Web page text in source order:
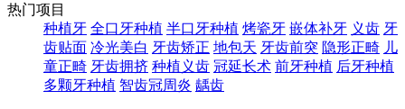
热门项目
种植牙 全口牙种植 半口牙种植 烤瓷牙 嵌体补牙 义齿 牙
齿贴面 冷光美白 牙齿矫正 地包天 牙齿前突 隐形正畸 儿
童正畸 牙齿拥挤 种植义齿 冠延长术 前牙种植 后牙种植
多颗牙种植 智齿冠周炎 龋齿